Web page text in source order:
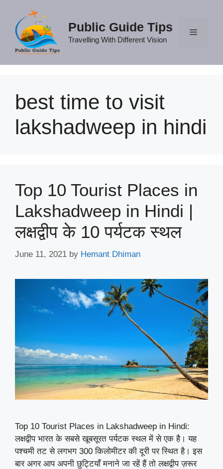
content
Public Guide Tips
Travelling With Different Vision
best time to visit
lakshadweep in hindi
Top 10 Tourist Places in
Lakshadweep in Hindi |
लक्षद्वीप के 10 पर्यटक स्थल
June 11, 2021 by Hemant Dhiman
Top 10 Tourist Places in Lakshadweep in Hindi:
लक्षद्वीप भारत के सबसे खूबसूरत पर्यटक स्थल में से एक है। यह
पश्चमी तट से लगभग 300 किलोमीटर की दूरी पर स्थित है। इस
बार अगर आप अपनी छुट्टियाँ मनाने जा रहें हैं तो लक्षद्वीप ज़रूर